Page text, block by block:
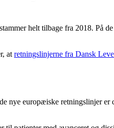
helt tilbage fra 2018. På
at retningslinjerne fra Dansk
nye europæiske retningslinjer